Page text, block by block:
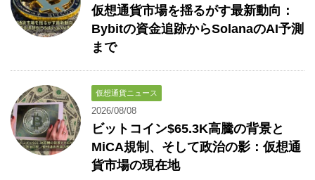
仮想通貨市場を揺るがす最新動向：
Bybitの資金追跡からSolanaのAI予測
まで
仮想通貨ニュース
2026/08/08
ビットコイン$65.3K高騰の背景と
MiCA規制、そして政治の影：仮想通
貨市場の現在地